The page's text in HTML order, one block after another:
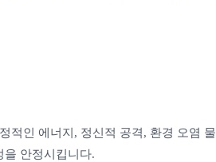
적인 에너지, 정신적 공격, 환경 오염
을 안정시킵니다.